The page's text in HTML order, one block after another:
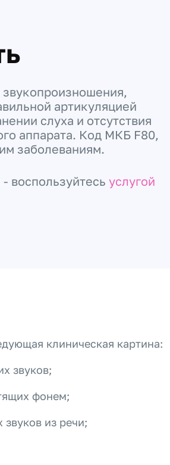
артикуляцией
слуха и отсутствия
аппарата. Код МКБ F80,
заболеваниям.
воспользуйтесь услугой
клиническая картина:
звуков;
фонем;
из речи;